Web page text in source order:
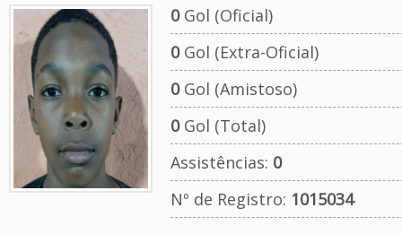
0Gol (Oficial)
0Gol (Extra-Oficial)
0Gol (Amistoso)
0Gol (Total)
Assistências: 0
Nº de Registro: 1015034